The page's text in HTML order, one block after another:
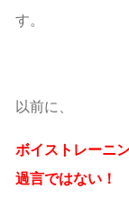
す。
以前に、
ボイストレーニ
過言ではない！